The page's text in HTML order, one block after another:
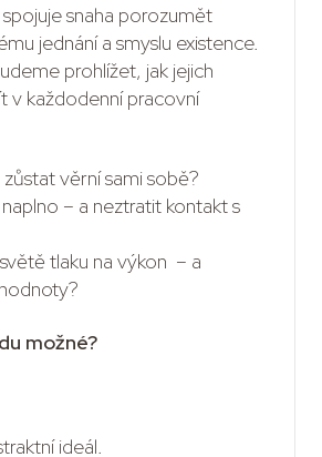
snaha porozumět
jednání a smyslu existence.
prohlížet, jak jejich
v každodenní pracovní
věrní sami sobě?
– a neztratit kontakt s
tlaku na výkon – a
možné?
ideál.